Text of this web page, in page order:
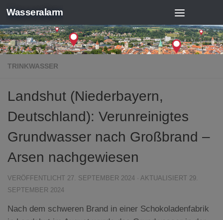
Zum Inhalt springen
Wasseralarm
TRINKWASSER
Landshut (Niederbayern,
Deutschland): Verunreinigtes
Grundwasser nach Großbrand –
Arsen nachgewiesen
VERÖFFENTLICHT 27. SEPTEMBER 2024 · AKTUALISIERT 29.
SEPTEMBER 2024
Nach dem schweren Brand in einer Schokoladenfabrik